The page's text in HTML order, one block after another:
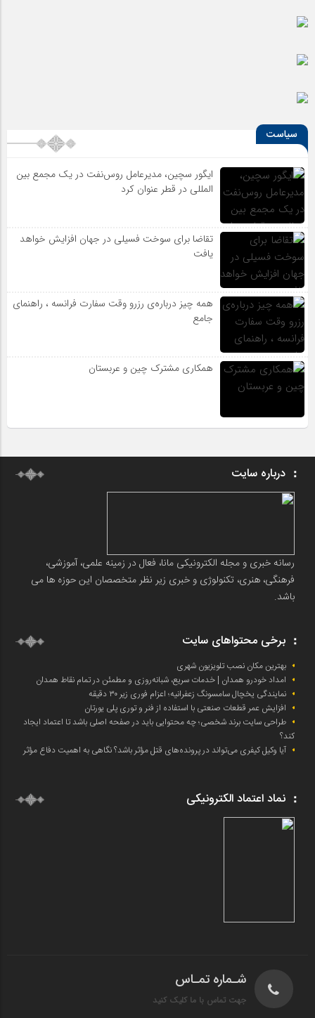
سیاست
ایگور سچین، مدیرعامل روس‌نفت در یک مجمع بین
المللی در قطر عنوان کرد
تقاضا برای سوخت فسیلی در جهان افزایش خواهد
یافت
همه چیز درباره‌ی رزرو وقت سفارت فرانسه ، راهنمای
جامع
همکاری مشترک چین و عربستان
درباره سایت
رسانه خبری و مجله الکترونیکی مانا، فعال در زمینه علمی، آموزشی،
فرهنگی، هنری، تکنولوژی و خبری زیر نظر متخصصان این حوزه ها می
باشد.
برخی محتواهای سایت
بهترین مکان نصب تلویزیون شهری
امداد خودرو همدان | خدمات سریع، شبانه‌روزی و مطمئن در تمام نقاط همدان
نمایندگی یخچال سامسونگ زعفرانیه؛ اعزام فوری زیر ۳۰ دقیقه
افزایش عمر قطعات صنعتی با استفاده از فنر و توری پلی یورتان
طراحی سایت برند شخصی؛ چه محتوایی باید در صفحه اصلی باشد تا اعتماد ایجاد
کند؟
آیا وکیل کیفری می‌تواند در پرونده‌های قتل مؤثر باشد؟ نگاهی به اهمیت دفاع مؤثر
نماد اعتماد الکترونیکی
شـماره تمـاس
جهت تماس با ما کلیک کنید